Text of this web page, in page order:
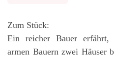
Zum Stück:
Ein reicher Bauer erfährt,
armen Bauern zwei Häuser